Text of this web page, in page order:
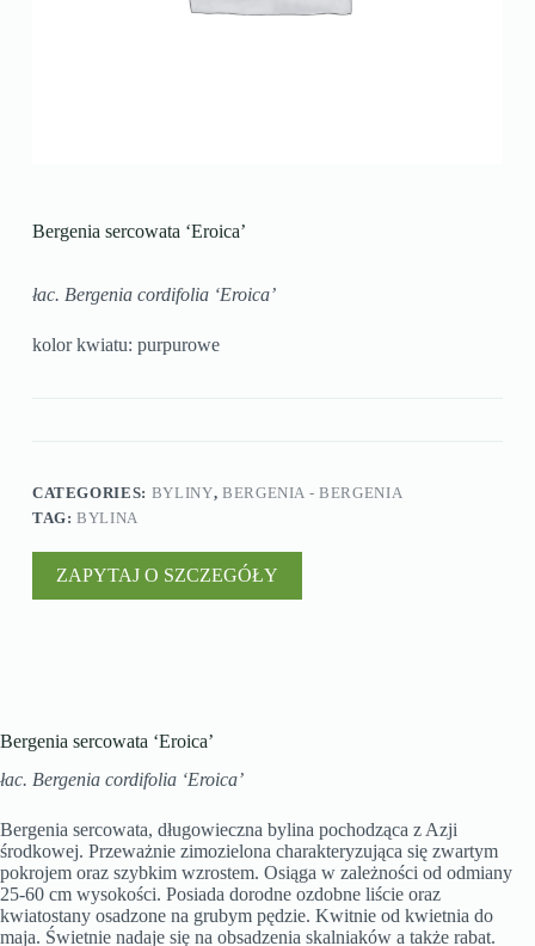
Bergenia sercowata ‘Eroica’
łac. Bergenia cordifolia ‘Eroica’
kolor kwiatu: purpurowe
CATEGORIES: BYLINY, BERGENIA - BERGENIA
TAG:BYLINA
ZAPYTAJ O SZCZEGÓŁY
Bergenia sercowata ‘Eroica’
łac. Bergenia cordifolia ‘Eroica’
Bergenia sercowata, długowieczna bylina pochodząca z Azji
środkowej. Przeważnie zimozielona charakteryzująca się zwartym
pokrojem oraz szybkim wzrostem. Osiąga w zależności od odmiany
25-60 cm wysokości. Posiada dorodne ozdobne liście oraz
kwiatostany osadzone na grubym pędzie. Kwitnie od kwietnia do
maja. Świetnie nadaje się na obsadzenia skalniaków a także rabat.